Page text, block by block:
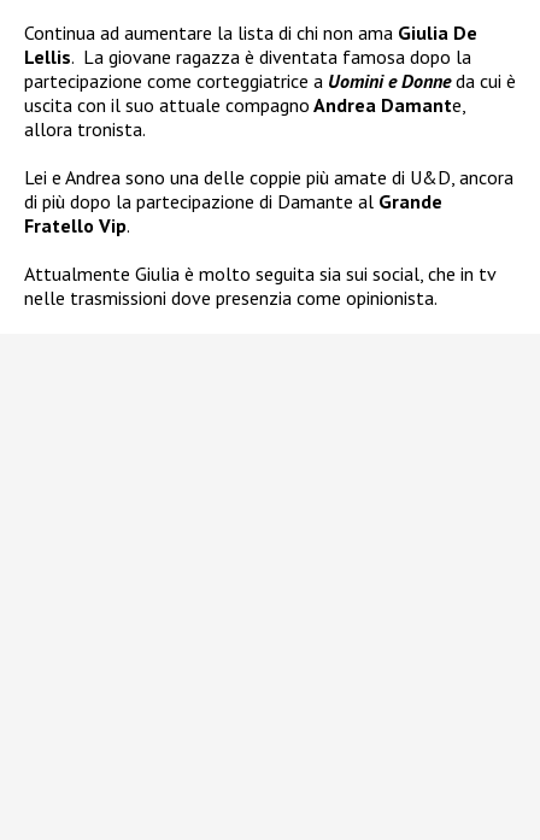
Continua ad aumentare la lista di chi non ama Giulia De
Lellis. La giovane ragazza è diventata famosa dopo la
partecipazione come corteggiatrice a Uomini e Donneda cui è
uscita con il suo attuale compagno Andrea Damante,
allora tronista.
Lei e Andrea sono una delle coppie più amate di U&D, ancora
di più dopo la partecipazione di Damante al Grande
Fratello Vip.
Attualmente Giulia è molto seguita sia sui social, che in tv
nelle trasmissioni dove presenzia come opinionista.